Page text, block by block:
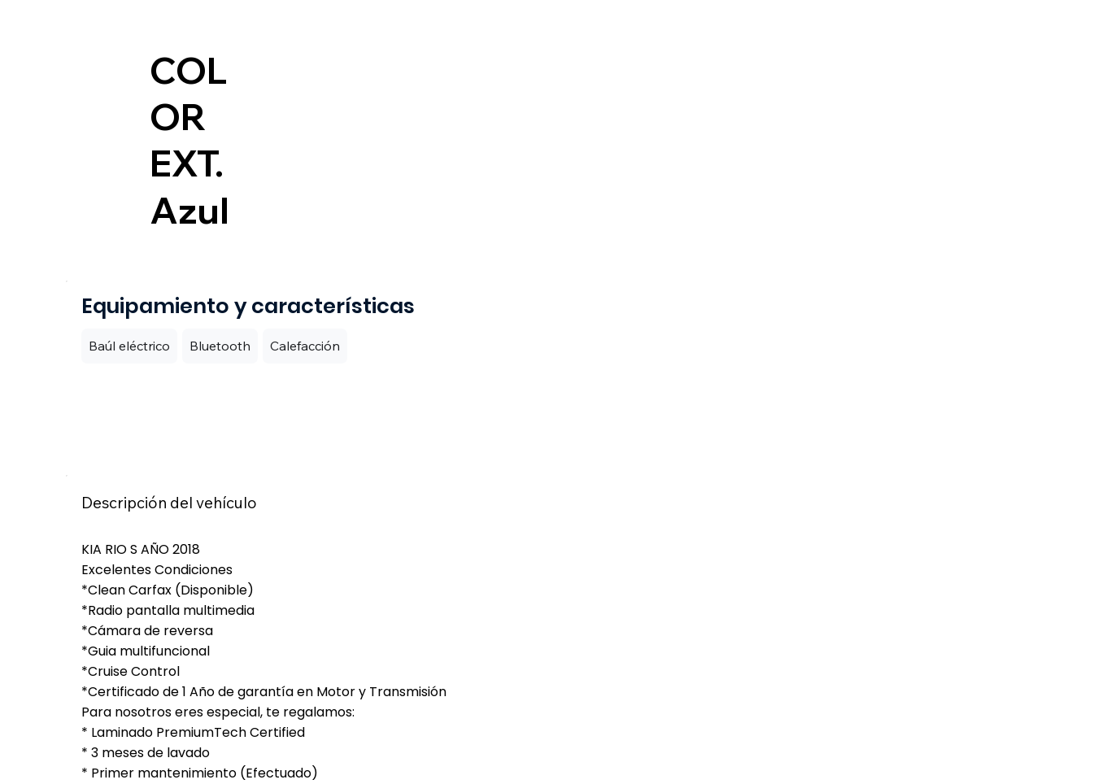
COL
OR
EXT.
Azul
Equipamiento y características
Baúl eléctrico Bluetooth Calefacción
Descripción del vehículo
KIA RIO S AÑO 2018
Excelentes Condiciones
*Clean Carfax (Disponible)
*Radio pantalla multimedia
*Cámara de reversa
*Guia multifuncional
*Cruise Control
*Certificado de 1 Año de garantía en Motor y Transmisión
Para nosotros eres especial, te regalamos:
* Laminado PremiumTech Certified
* 3 meses de lavado
* Primer mantenimiento (Efectuado)